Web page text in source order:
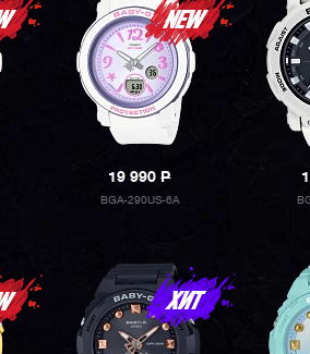
19 990P
BGA-290US-6A